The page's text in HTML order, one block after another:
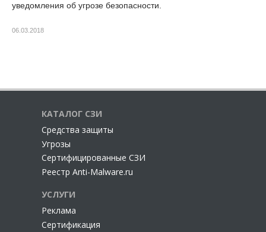
уведомления об угрозе безопасности.
06.03.2018
КАТАЛОГ СЗИ
Cредства защиты
Угрозы
Сертифицированные СЗИ
Реестр Anti-Malware.ru
УСЛУГИ
Реклама
Сертификация